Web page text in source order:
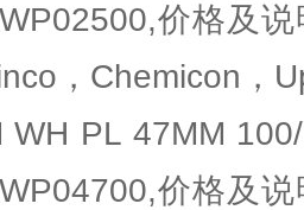
价格及
，Chemicon，
WH PL 47MM
价格及